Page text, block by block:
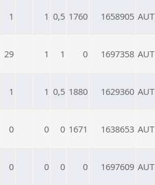
1 1 0,5 1760 1658905 AUT
29 1 1 0 1697358 AUT
1 1 0,5 1880 1629360 AUT
0 0 0 1671 1638653 AUT
0 0 0 0 1697609 AUT